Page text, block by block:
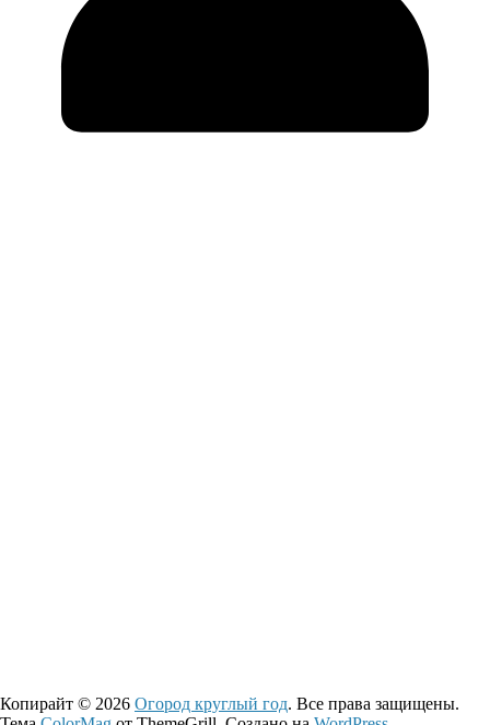
Копирайт © 2026 Огород круглый год. Все права защищены.